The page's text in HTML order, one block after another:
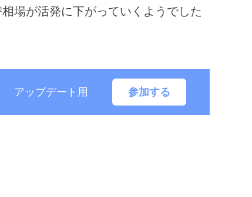
場が活発に下がっていくようでした
アップデート用 参加する